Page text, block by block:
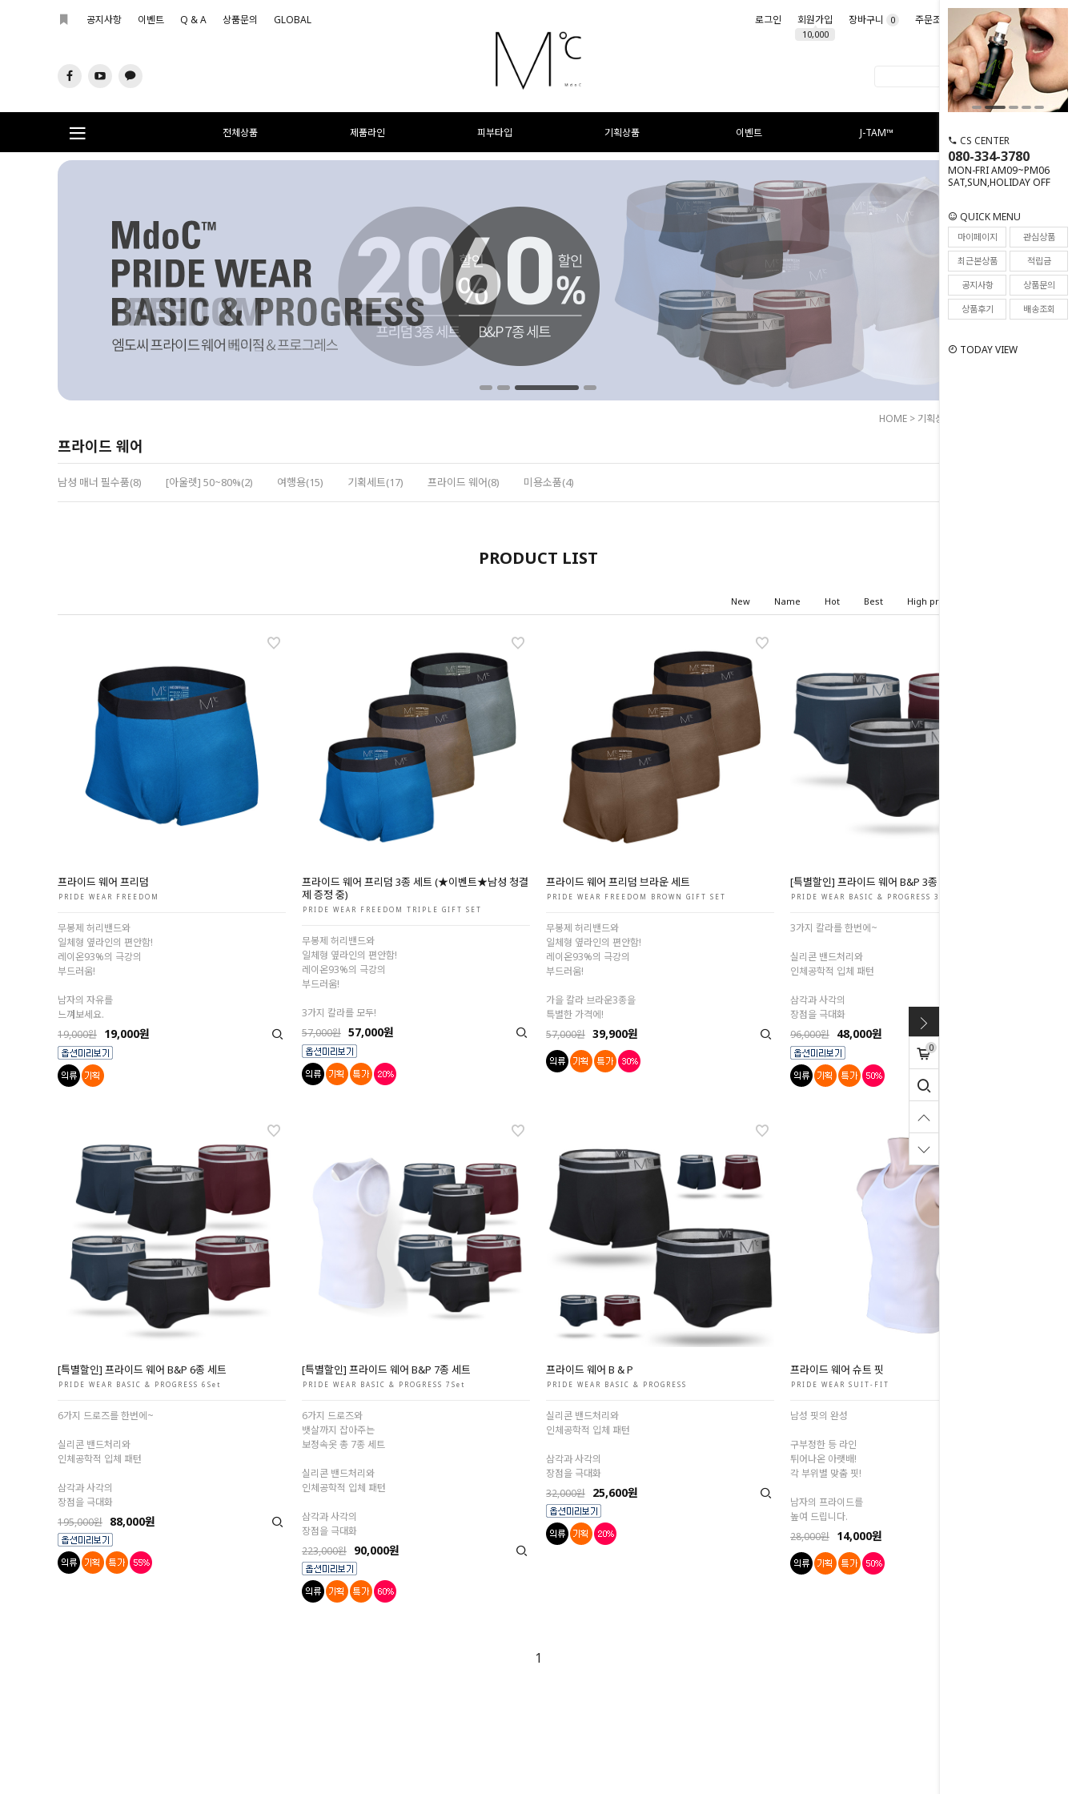
공지사항 이벤트 Q & A 상품문의 GLOBAL 로그인 회원가입
10,000
장바구니 0 주문조회 마이페이지
전체상품 제품라인 피부타입 기획상품 이벤트 J-TAM™
CS CENTER
080-334-3780
MON-FRI AM09~PM06
SAT,SUN,HOLIDAY OFF
QUICK MENU
마이페이지
관심상품
최근본상품
적립금
공지사항
상품문의
상품후기
배송조회
TODAY VIEW
0
HOME > 기획상품
프라이드 웨어
남성 매너 필수품(8) [아울렛] 50~80%(2) 여행용(15) 기획세트(17) 프라이드 웨어(8) 미용소품(4)
PRODUCT LIST
New Name Hot Best High price
프라이드 웨어 프리덤
PRIDE WEAR FREEDOM
무봉제 허리밴드와
일체형 옆라인의 편안함!
레이온93%의 극강의
부드러움!
남자의 자유를
느껴보세요.
19,000원 19,000원
프라이드 웨어 프리덤 3종 세트 (★이벤트★남성 청결
제 증정 중)
PRIDE WEAR FREEDOM TRIPLE GIFT SET
무봉제 허리밴드와
일체형 옆라인의 편안함!
레이온93%의 극강의
부드러움!
3가지 칼라를 모두!
57,000원 57,000원
프라이드 웨어 프리덤 브라운 세트
PRIDE WEAR FREEDOM BROWN GIFT SET
무봉제 허리밴드와
일체형 옆라인의 편안함!
레이온93%의 극강의
부드러움!
가을 칼라 브라운3종을
특별한 가격에!
57,000원 39,900원
[특별할인] 프라이드 웨어 B&P 3종 세트
PRIDE WEAR BASIC & PROGRESS 3Set
3가지 칼라를 한번에~
실리콘 밴드처리와
인체공학적 입체 패턴
삼각과 사각의
장점을 극대화
96,000원 48,000원
[특별할인] 프라이드 웨어 B&P 6종 세트
PRIDE WEAR BASIC & PROGRESS 6Set
6가지 드로즈를 한번에~
실리콘 밴드처리와
인체공학적 입체 패턴
삼각과 사각의
장점을 극대화
195,000원 88,000원
[특별할인] 프라이드 웨어 B&P 7종 세트
PRIDE WEAR BASIC & PROGRESS 7Set
6가지 드로즈와
뱃살까지 잡아주는
보정속옷 총 7종 세트
실리콘 밴드처리와
인체공학적 입체 패턴
삼각과 사각의
장점을 극대화
223,000원 90,000원
프라이드 웨어 B & P
PRIDE WEAR BASIC & PROGRESS
실리콘 밴드처리와
인체공학적 입체 패턴
삼각과 사각의
장점을 극대화
32,000원 25,600원
프라이드 웨어 슈트 핏
PRIDE WEAR SUIT-FIT
남성 핏의 완성
구부정한 등 라인
튀어나온 아랫배!
각 부위별 맞춤 핏!
남자의 프라이드를
높여 드립니다.
28,000원 14,000원
1